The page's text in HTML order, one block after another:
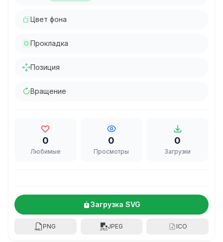
Цвет фона
Прокладка
Позиция
Вращение
0
Любимые
0
Просмотры
0
Загрузки
Загрузка SVG
PNG JPEG ICO